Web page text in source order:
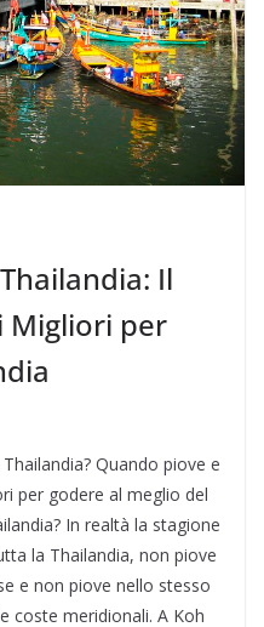
Il
Migliori per
Quando piove e
per godere al meglio del
In realtà la stagione
la Thailandia, non piove
e non piove nello stesso
coste meridionali. A Koh